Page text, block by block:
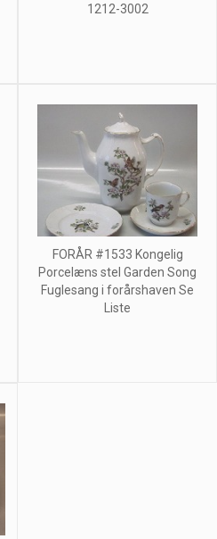
1212-3002
FORÅR #1533 Kongelig
Porcelæns stel Garden Song
Fuglesang i forårshaven Se
Liste